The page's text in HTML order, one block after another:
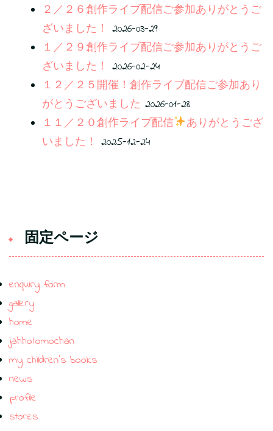
２／２６創作ライブ配信ご参加ありがとうご
ざいました！ 2026-03-29
１／２９創作ライブ配信ご参加ありがとうご
ざいました！ 2026-02-24
１２／２５開催！創作ライブ配信ご参加あり
がとうございました 2026-01-28
１１／２０創作ライブ配信
ありがとうござ
いました！ 2025-12-24
固定ページ
enquiry form
gallery
home
jahhotomochan
my children’s books
news
profile
stores